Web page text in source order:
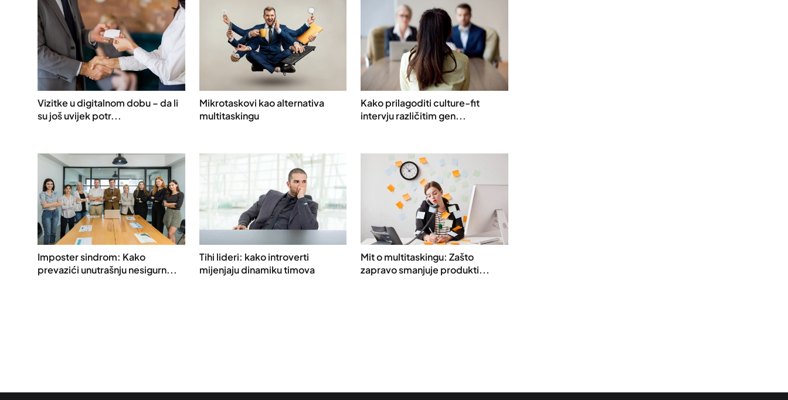
Vizitke u digitalnom dobu – da li
su još uvijek potr...
Mikrotaskovi kao alternativa
multitaskingu
Kako prilagoditi culture-fit
intervju različitim gen...
Imposter sindrom: Kako
prevazići unutrašnju nesigurn...
Tihi lideri: kako introverti
mijenjaju dinamiku timova
Mit o multitaskingu: Zašto
zapravo smanjuje produkti...